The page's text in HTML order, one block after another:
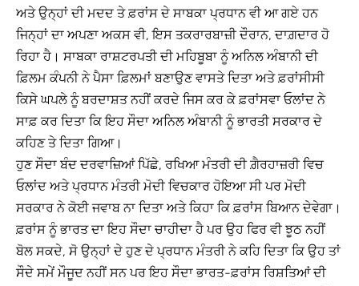
ਅਤੇ ਉਨ੍ਹਾਂ ਦੀ ਮਦਦ ਤੇ ਫ਼ਰਾਂਸ ਦੇ ਸਾਬਕਾ ਪ੍ਰਧਾਨ ਵੀ ਆ ਗਏ ਹਨ
ਜਿਨ੍ਹਾਂ ਦਾ ਅਪਣਾ ਅਕਸ ਵੀ, ਇਸ ਤਕਰਾਰਬਾਜ਼ੀ ਦੌਰਾਨ, ਦਾਗ਼ਦਾਰ ਹੋ
ਰਿਹਾ ਹੈ। ਸਾਬਕਾ ਰਾਸ਼ਟਰਪਤੀ ਦੀ ਮਹਿਬੂਬਾ ਨੂੰ ਅਨਿਲ ਅੰਬਾਨੀ ਦੀ
ਫ਼ਿਲਮ ਕੰਪਨੀ ਨੇ ਪੈਸਾ ਫ਼ਿਲਮਾਂ ਬਣਾਉਣ ਵਾਸਤੇ ਦਿਤਾ ਅਤੇ ਫ਼ਰਾਂਸੀਸੀ
ਕਿਸੇ ਘਪਲੇ ਨੂੰ ਬਰਦਾਸ਼ਤ ਨਹੀਂ ਕਰਦੇ ਜਿਸ ਕਰ ਕੇ ਫ਼ਰਾਂਸਵਾ ਓਲਾਂਦ ਨੇ
ਸਾਫ਼ ਕਰ ਦਿਤਾ ਕਿ ਇਹ ਸੌਦਾ ਅਨਿਲ ਅੰਬਾਨੀ ਨੂੰ ਭਾਰਤੀ ਸਰਕਾਰ ਦੇ
ਕਹਿਣ ਤੇ ਦਿਤਾ ਗਿਆ।
ਹੁਣ ਸੌਦਾ ਬੰਦ ਦਰਵਾਜ਼ਿਆਂ ਪਿੱਛੇ, ਰਖਿਆ ਮੰਤਰੀ ਦੀ ਗ਼ੈਰਹਾਜ਼ਰੀ ਵਿਚ
ਓਲਾਂਦ ਅਤੇ ਪ੍ਰਧਾਨ ਮੰਤਰੀ ਮੋਦੀ ਵਿਚਕਾਰ ਹੋਇਆ ਸੀ ਪਰ ਮੋਦੀ
ਸਰਕਾਰ ਨੇ ਕੋਈ ਜਵਾਬ ਨਾ ਦਿਤਾ ਅਤੇ ਕਿਹਾ ਕਿ ਫ਼ਰਾਂਸ ਬਿਆਨ ਦੇਵੇਗਾ।
ਫ਼ਰਾਂਸ ਨੂੰ ਭਾਰਤ ਦਾ ਇਹ ਸੌਦਾ ਚਾਹੀਦਾ ਹੈ ਪਰ ਉਹ ਫਿਰ ਵੀ ਝੂਠ ਨਹੀਂ
ਬੋਲ ਸਕਦੇ, ਸੋ ਉਨ੍ਹਾਂ ਦੇ ਹੁਣ ਦੇ ਪ੍ਰਧਾਨ ਮੰਤਰੀ ਨੇ ਕਹਿ ਦਿਤਾ ਕਿ ਉਹ ਤਾਂ
ਸੌਦੇ ਸਮੇਂ ਮੌਜੂਦ ਨਹੀਂ ਸਨ ਪਰ ਇਹ ਸੌਦਾ ਭਾਰਤ-ਫ਼ਰਾਂਸ ਰਿਸ਼ਤਿਆਂ ਦੀ